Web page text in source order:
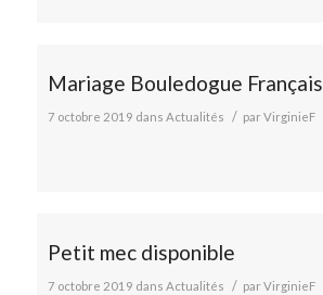
Mariage Bouledogue Français
7 octobre 2019 dans Actualités / parVirginieF
Petit mec disponible
7 octobre 2019 dans Actualités / parVirginieF